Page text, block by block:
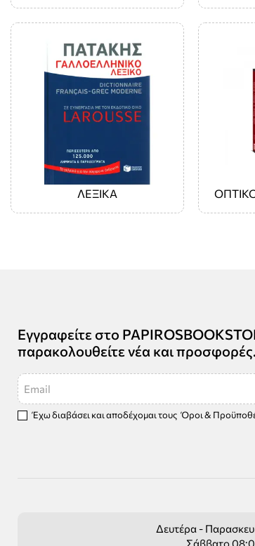
ΛΕΞΙΚΑ
Εγγραφείτε στο
παρακολουθείτε νέα και προσφορές.
Email
Έχω διαβάσει και αποδέχομαι τους Όροι &
Δευτέρα -
Σάββατο